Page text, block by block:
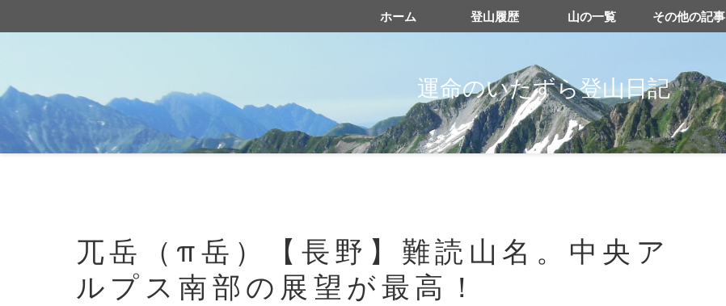
運命のいたずら登山日記
ホーム 登山履歴 山の一覧 その他の記事
兀岳（π岳）【長野】難読山名。中央ア
ルプス南部の展望が最高！